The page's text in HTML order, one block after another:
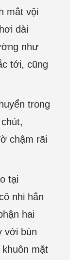
mắt vội
dài
như
tới, cũng
trong
chậm rãi
tại
nhi hắn
hai
với bùn
mặt